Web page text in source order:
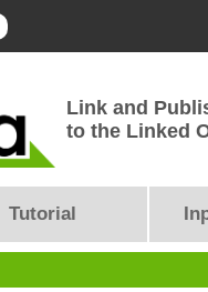
Link and
to the Linked
Tutorial